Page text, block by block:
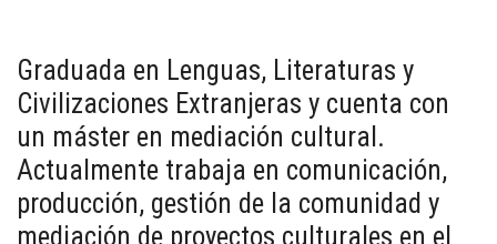
Graduada en Lenguas, Literaturas y
Civilizaciones Extranjeras y cuenta con
un máster en mediación cultural.
Actualmente trabaja en comunicación,
producción, gestión de la comunidad y
mediación de proyectos culturales en el